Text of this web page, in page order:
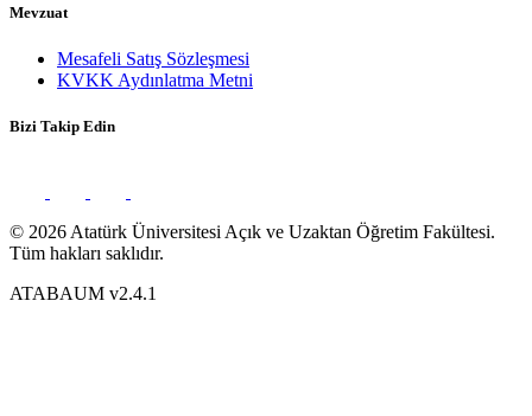
Mevzuat
Mesafeli Satış Sözleşmesi
KVKK Aydınlatma Metni
Bizi Takip Edin
© 2026 Atatürk Üniversitesi Açık ve Uzaktan Öğretim Fakültesi.
Tüm hakları saklıdır.
ATABAUM v2.4.1